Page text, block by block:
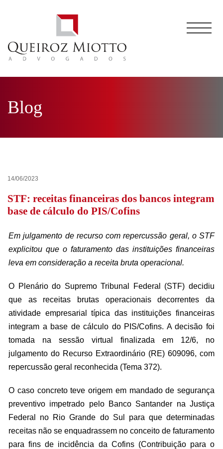
Blog
14/06/2023
STF: receitas financeiras dos bancos integram
base de cálculo do PIS/Cofins
Em julgamento de recurso com repercussão geral, o STF
explicitou que o faturamento das instituições financeiras
leva em consideração a receita bruta operacional.
O Plenário do Supremo Tribunal Federal (STF) decidiu
que as receitas brutas operacionais decorrentes da
atividade empresarial típica das instituições financeiras
integram a base de cálculo do PIS/Cofins. A decisão foi
tomada na sessão virtual finalizada em 12/6, no
julgamento do Recurso Extraordinário (RE) 609096, com
repercussão geral reconhecida (Tema 372).
O caso concreto teve origem em mandado de segurança
preventivo impetrado pelo Banco Santander na Justiça
Federal no Rio Grande do Sul para que determinadas
receitas não se enquadrassem no conceito de faturamento
para fins de incidência da Cofins (Contribuição para o